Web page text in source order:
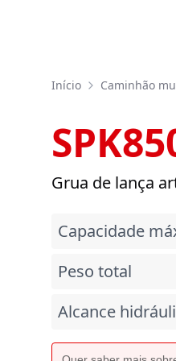
Início Caminhão
Grua de lança
Capacidade
Peso total
Alcance